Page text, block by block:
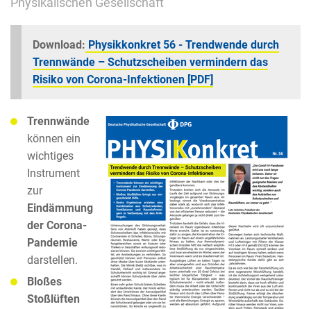
Physikalischen Gesellschaft
Download: Physikkonkret 56 - Trendwende durch
Trennwände – Schutzscheiben vermindern das
Risiko von Corona-Infektionen [PDF]
Trennwände
können ein
wichtiges
Instrument
zur
Eindämmung
der Corona-
Pandemie
darstellen.
Bloßes
Stoßlüften